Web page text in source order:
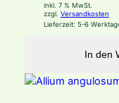
inkl. 7 % MwSt.
zzgl. Versandkosten
Lieferzeit: 5-6
In den